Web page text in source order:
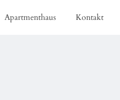
Apartmenthaus Kontakt